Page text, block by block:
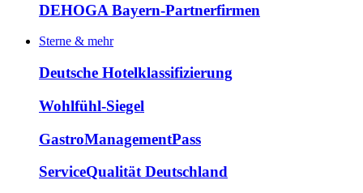
DEHOGA Bayern-Partnerfirmen
Sterne & mehr
Deutsche Hotelklassifizierung
Wohlfühl-Siegel
GastroManagementPass
ServiceQualität Deutschland